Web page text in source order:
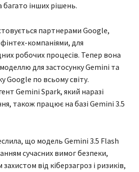
інших рішень.
партнерами Google,
компаніями, для
робочих процесів. Тепер вона
для застосунку Gemini та
Google по всьому світу.
Gemini Spark, який наразі
також працює на базі Gemini 3.5
що модель Gemini 3.5 Flash
сучасних вимог безпеки,
від кіберзагроз і ризиків,